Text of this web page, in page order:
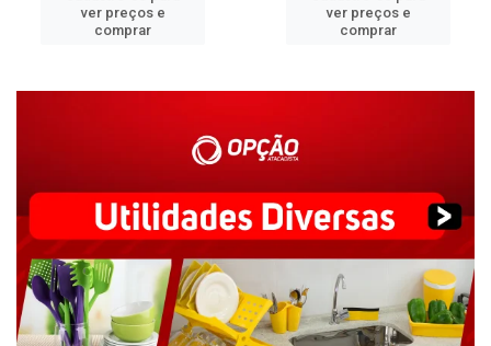
ver preços e
comprar
ver preços e
comprar